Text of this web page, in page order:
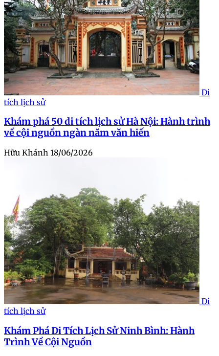
Di
tích lịch sử
Khám phá 50 di tích lịch sử Hà Nội: Hành trình
về cội nguồn ngàn năm văn hiến
Hữu Khánh 18/06/2026
Di
tích lịch sử
Khám Phá Di Tích Lịch Sử Ninh Bình: Hành
Trình Về Cội Nguồn